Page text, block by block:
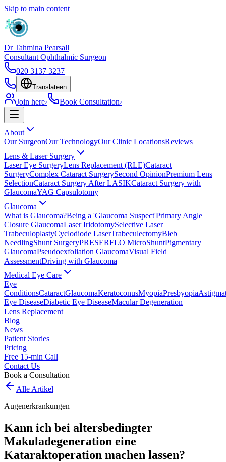
Skip to main content
Dr Tahmina Pearsall
Consultant Ophthalmic Surgeon
020 3137 3237
Translateen
Join here› Book Consultation›
About
Our SurgeonOur TechnologyOur Clinic LocationsReviews
Lens & Laser Surgery
Laser Eye SurgeryLens Replacement (RLE)Cataract
SurgeryComplex Cataract SurgerySecond OpinionPremium Lens
SelectionCataract Surgery After LASIKCataract Surgery with
GlaucomaYAG Capsulotomy
Glaucoma
What is Glaucoma?Being a 'Glaucoma Suspect'Primary Angle
Closure GlaucomaLaser IridotomySelective Laser
TrabeculoplastyCyclodiode LaserTrabeculectomyBleb
NeedlingShunt SurgeryPRESERFLO MicroShuntPigmentary
GlaucomaPseudoexfoliation GlaucomaVisual Field
AssessmentDriving with Glaucoma
Medical Eye Care
Eye
ConditionsCataractGlaucomaKeratoconusMyopiaPresbyopia
Eye DiseaseDiabetic Eye DiseaseMacular Degeneration
Lens Replacement
Blog
News
Patient Stories
Pricing
Free 15-min Call
Contact Us
Book a Consultation
Alle Artikel
Augenerkrankungen
Kann ich bei altersbedingter
Makuladegeneration eine
Kataraktoperation machen lassen?